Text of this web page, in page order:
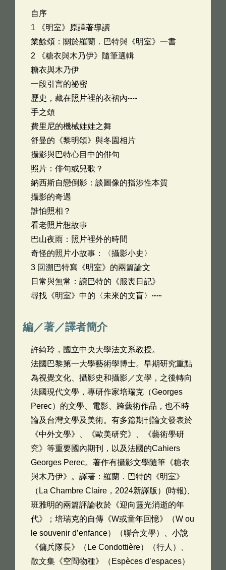
自序
1 《明室》原譯著導讀
業餘頌：關於羅蘭．巴特與《明室》一書
2 《糖衣與木乃伊》隨筆選輯
糖衣與木乃伊
一段引言的祕密
歷史，藏在照片裡的衣褶內⋯⋯
手之頌
費里尼的機械娃娃之舞
舒曼的《黎明頌》與冬園相片
攝影與巴特心目中的俳句
照片：俳句或兒歌？
納西斯自戀倒影：談圖像的指涉性本質
攝影的奇遇
誰怕照相？
看老照片想故事
巴山夜雨：照片裡外的時間
奇怪的照片小故事：〈攝影小史〉
3 回溯巴特寫《明室》的兩篇論文
日常與無常：讀巴特的《服喪日記》
尋找《明室》中的〈未來的文盲〉⋯⋯
編／著／譯者簡介
許綺玲，國立中央大學法文系教授。
法國巴黎第一大學藝術學博士。早期研究重點
為視覺文化、攝影史和攝影／文學，之後轉向
法國現代文學，專研作家培瑞克（Georges
Perec）的文學、電影、跨藝術作品，也不時
論及台灣文學及美術。有多篇期刊論文發表於
《中外文學》、《歐美研究》、《藝術學研
究》等重要國內期刊，以及法國的Cahiers
Georges Perec。著作有攝影文學隨筆《糖衣
與木乃伊》。譯著：羅蘭．巴特的《明室》
（La Chambre Claire，2024新譯版）(時報)、
班雅明的兩篇評論收於《迎向靈光消逝的年
代》；培瑞克的自傳《W或童年回憶》（W ou
le souvenir d’enfance）（聯合文學）、小說
《傭兵隊長》（Le Condottière）（行人）、
散文集《空間物種》（Espèces d’espaces）